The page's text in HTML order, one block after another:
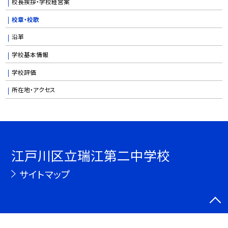
校章・校歌
沿革
学校基本情報
学校評価
所在地・アクセス
江戸川区立瑞江第二中学校
サイトマップ